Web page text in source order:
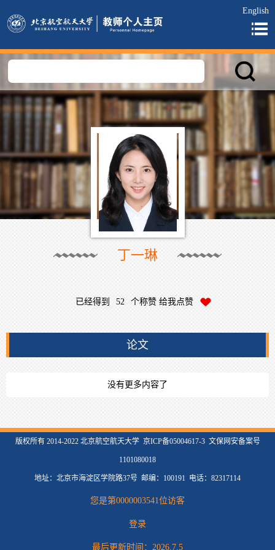
English
丁一琳
已经得到 52 个称赞 给我点赞
论文
没有更多内容了
版权所有 2014-2022 北京航空航天大学 京ICP备05004617-3 文保网安备案号
1101080018
地址：北京市海淀区学院路37号 邮编：100191 电话：82317114
您是第0000003541位访客
登录
最后更新时间： 2026.7.5